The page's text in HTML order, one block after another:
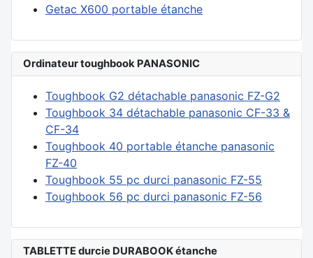
Getac X600 portable étanche
Ordinateur toughbook PANASONIC
Toughbook G2 détachable panasonic FZ-G2
Toughbook 34 détachable panasonic CF-33 &
CF-34
Toughbook 40 portable étanche panasonic
FZ-40
Toughbook 55 pc durci panasonic FZ-55
Toughbook 56 pc durci panasonic FZ-56
TABLETTE durcie DURABOOK étanche